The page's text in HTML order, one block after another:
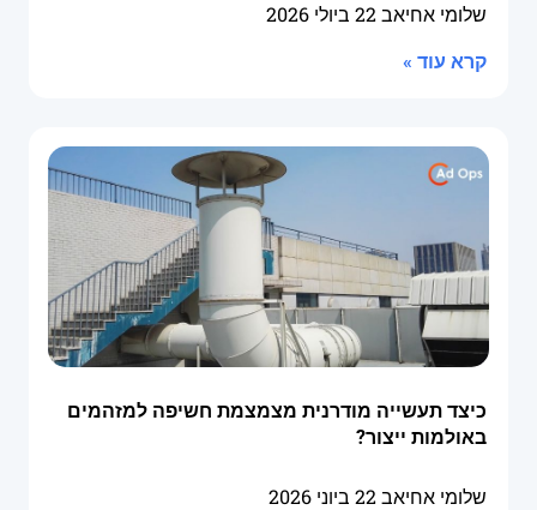
שלומי אחיאב22 ביולי 2026
קרא עוד »
כיצד תעשייה מודרנית מצמצמת חשיפה למזהמים
באולמות ייצור?
שלומי אחיאב22 ביוני 2026